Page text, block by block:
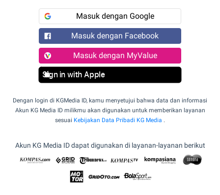
Masuk dengan Google
Masuk dengan Facebook
Masuk dengan MyValue
Sign in with Apple
Dengan login di KGMedia ID, kamu menyetujui bahwa data dan informasi
Akun KG Media ID milikmu akan digunakan untuk memberikan layanan
sesuai Kebijakan Data Pribadi KG Media .
Akun KG Media ID dapat digunakan di layanan-layanan berikut